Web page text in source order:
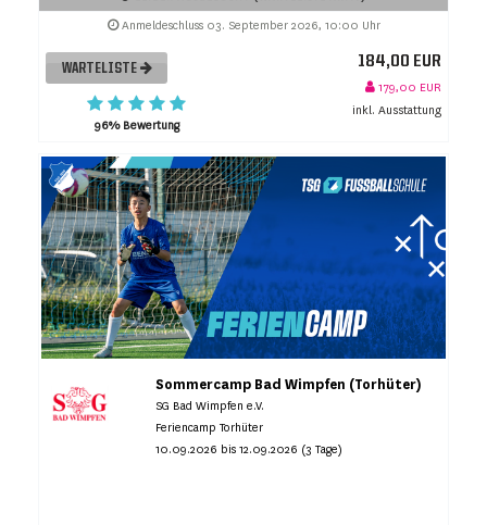
Anmeldeschluss 03. September 2026, 10:00 Uhr
WARTELISTE
96% Bewertung
184,00 EUR
179,00 EUR
inkl. Ausstattung
Sommercamp Bad Wimpfen (Torhüter)
SG Bad Wimpfen e.V.
Feriencamp Torhüter
10.09.2026 bis 12.09.2026 (3 Tage)